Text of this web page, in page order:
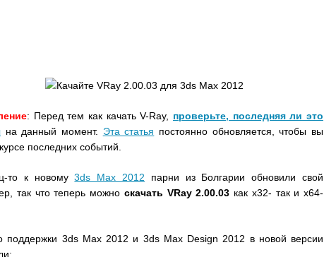
: Перед тем как качать V-Ray, проверьте, последняя ли это
на данный момент. Эта статья постоянно обновляется, чтобы вы
последних событий.
то к новому3ds Max 2012 парни из Болгарии обновили свой
так что теперь можно скачать VRay 2.00.03 как x32- так и x64-
поддержки 3ds Max 2012 и 3ds Max Design 2012 в новой версии